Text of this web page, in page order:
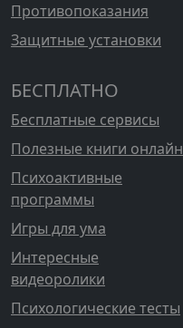
Противопоказания
Защитные установки
БЕСПЛАТНО
Бесплатные сервисы
Полезные книги онлайн
Психоактивные
программы
Игры для ума
Интересные
видеоролики
Психологические тесты